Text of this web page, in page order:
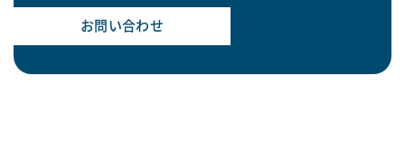
お問い合わせ